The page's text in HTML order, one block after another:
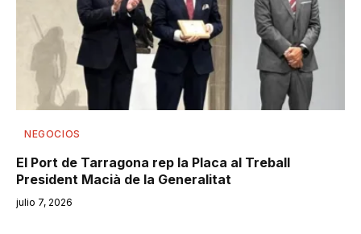
NEGOCIOS
El Port de Tarragona rep la Placa al Treball
President Macià de la Generalitat
julio 7, 2026